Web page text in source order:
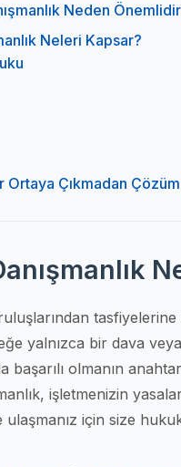
Neden
Neleri Kapsar?
Çıkmadan Çözüm
yalnızca bir dava
başarılı olmanın
işletmenizin
için size